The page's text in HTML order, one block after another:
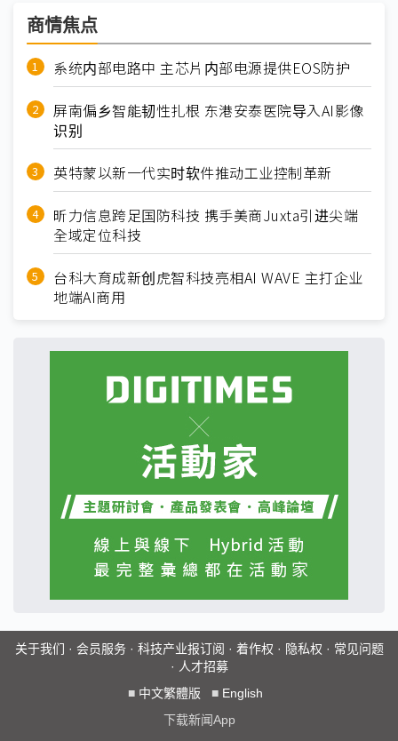
商情焦点
系统内部电路中 主芯片内部电源提供EOS防护
屏南偏乡智能韧性扎根 东港安泰医院导入AI影像
识别
英特蒙以新一代实时软件推动工业控制革新
昕力信息跨足国防科技 携手美商Juxta引进尖端
全域定位科技
台科大育成新创虎智科技亮相AI WAVE 主打企业
地端AI商用
关于我们 · 会员服务· 科技产业报订阅 · 着作权 · 隐私权 · 常见问题
· 人才招募
■ 中文繁體版 ■ English
下载新闻App